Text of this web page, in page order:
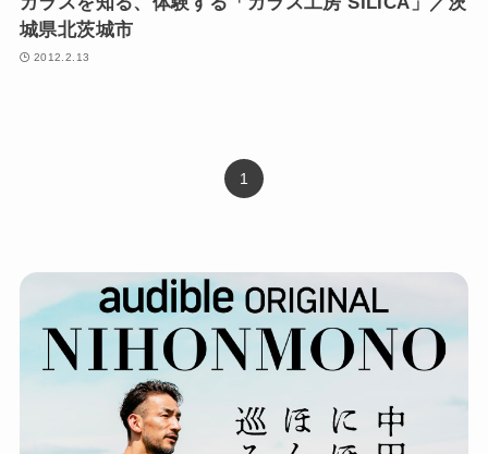
城県北茨城市
2012.2.13
1